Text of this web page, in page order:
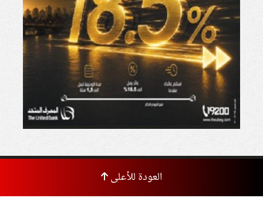
العودة للأعلى